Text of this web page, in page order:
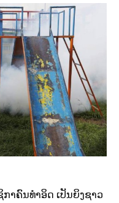
າຄົນທໍາອິດ ເປັນຍິງຊາວ